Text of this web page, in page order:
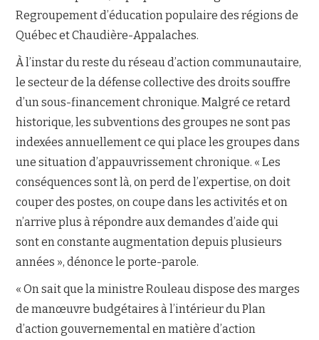
Regroupement d’éducation populaire des régions de
Québec et Chaudière-Appalaches.
À l’instar du reste du réseau d’action communautaire,
le secteur de la défense collective des droits souffre
d’un sous-financement chronique. Malgré ce retard
historique, les subventions des groupes ne sont pas
indexées annuellement ce qui place les groupes dans
une situation d’appauvrissement chronique. « Les
conséquences sont là, on perd de l’expertise, on doit
couper des postes, on coupe dans les activités et on
n’arrive plus à répondre aux demandes d’aide qui
sont en constante augmentation depuis plusieurs
années », dénonce le porte-parole.
« On sait que la ministre Rouleau dispose des marges
de manœuvre budgétaires à l’intérieur du Plan
d’action gouvernemental en matière d’action